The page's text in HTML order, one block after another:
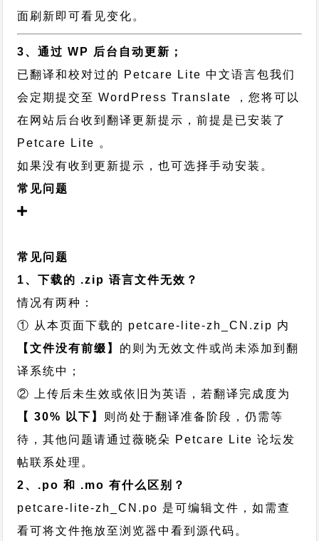
面刷新即可看见变化。
3、通过 WP 后台自动更新；
已翻译和校对过的 Petcare Lite 中文语言包我们
会定期提交至 WordPress Translate ，您将可以
在网站后台收到翻译更新提示，前提是已安装了
Petcare Lite 。
如果没有收到更新提示，也可选择手动安装。
常见问题
常见问题
1、下载的 .zip 语言文件无效？
情况有两种：
① 从本页面下载的 petcare-lite-zh_CN.zip 内
【文件没有前缀】 的则为无效文件或尚未添加到翻
译系统中；
② 上传后未生效或依旧为英语，若翻译完成度为
【 30% 以下】 则尚处于翻译准备阶段，仍需等
待，其他问题请通过薇晓朵 Petcare Lite 论坛发
帖联系处理。
2、.po 和 .mo 有什么区别？
petcare-lite-zh_CN.po 是可编辑文件，如需查
看可将文件拖放至浏览器中看到源代码。